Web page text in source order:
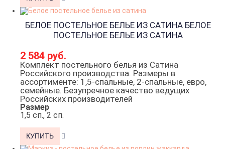
БЕЛОЕ ПОСТЕЛЬНОЕ БЕЛЬЕ ИЗ САТИНА БЕЛОЕ
ПОСТЕЛЬНОЕ БЕЛЬЕ ИЗ САТИНА
2 584 руб.
Комплект постельного белья из Сатина
Российского производства. Размеры в
ассортименте: 1,5-спальные, 2-спальные, евро,
семейные. Безупречное качество ведущих
Российских производителей
Размер
1,5 сп., 2 сп.